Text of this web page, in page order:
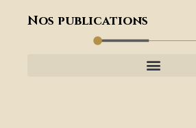
Nos publications